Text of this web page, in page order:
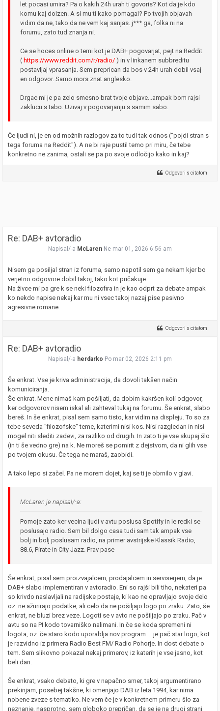
let pocasi umira? Pa o kakih 24h urah ti govoris? Kot da je kdo
komu kaj dolzen. A si mu ti kako pomagal? Po tvojih objavah
vidim da ne, tako da ne vem kaj sanjas. j*** ga, folka ni na
forumu, zato tud znanja ni.
Ce se hoces online o temi kot je DAB+ pogovarjat, pejt na Reddit
( https://www.reddit.com/r/radio/ ) in v linkanem subbreditu
postavljaj vprasanja. Sem preprican da bos v 24h urah dobil vsaj
en odgovor. Samo mors znat anglesko.
Drgac mi je pa zelo smesno brat tvoje objave...ampak bom rajsi
zaklucu s tabo. Uzivaj v pogovarjanju s samim sabo.
Če ljudi ni, je en od možnih razlogov za to tudi tak odnos ("pojdi stran s
tega foruma na Reddit"). A ne bi raje pustil temo pri miru, če tebe
konkretno ne zanima, ostali se pa po svoje odločijo kako in kaj?
Odgovori s citatom
Re: DAB+ avtoradio
Napisal/-a McLaren Ne mar 01, 2026 6:56 am
Nisem ga posiljal stran iz foruma, samo napotil sem ga nekam kjer bo
verjetno odgovore dobil takoj, tako kot pričakuje.
Na živce mi pa gre k se neki filozofira in je kao odprt za debate ampak
ko nekdo napise nekaj kar mu ni vsec takoj nazaj pise pasivno
agresivne romane.
Odgovori s citatom
Re: DAB+ avtoradio
Napisal/-a herdarko Po mar 02, 2026 2:11 pm
Še enkrat. Vse je kriva administracija, da dovoli takšen način
komuniciranja.
Še enkrat. Mene nimaš kam pošiljati, da dobim kakršen koli odgovor,
ker odgovorov nisem iskal ali zahteval tukaj na forumu. Še enkrat, slabo
bereš. In še enkrat, pisal sem samo tisto, kar vidim na displeju. To so za
tebe seveda "filozofske" teme, katerimi nisi kos. Nisi razgledan in nisi
mogel niti slediti zadevi, za razliko od drugih. In zato ti je vse skupaj šlo
(in ti še vedno gre) na k. Ne moreš se pomirit z dejstvom, da ni glih vse
po tvojem okusu. Če tega ne maraš, zaobidi.
A tako lepo si začel. Pa ne morem dojet, kaj se ti je obrnilo v glavi.
McLaren je napisal/-a:
Pomoje zato ker vecina ljudi v avtu poslusa Spotify in le redki se
poslusajo radio. Sem bil dolgo casa tudi sam tak ampak vse
bolj in bolj poslusam radio, na primer avstrijske Klassik Radio,
88.6, Pirate in City Jazz. Prav pase
Še enkrat, pisal sem proizvajalcem, prodajalcem in serviserjem, da je
DAB+ slabo implementiran v avtoradio. Eni so rajši bili tiho, nekateri pa
so krivdo naslavljali na radijske postaje, ki kao ne opravljajo svoje delo
oz. ne ažurirajo podatke, ali celo da ne pošiljajo logo po zraku. Zato, še
enkrat, ne bluzi brez veze. Logoti se v avto ne pošiljajo po zraku. Pač v
avtu so na PI kodo tovarniško nalimani. In če se koda spremeni ni
logota, oz. če staro kodo uporablja nov program ... je pač star logo, kot
je razvidno iz primera Radio Best FM/ Radio Pohorje. In dost debate o
tem. Sem slikovno pokazal nekaj primerov, iz katerih je vse jasno, kot
beli dan.
Še enkrat, vsako debato, ki gre v napačno smer, takoj argumentirano
prekinjam, posebej takšne, ki omenjajo DAB iz leta 1994, kar nima
nobene zveze s tematiko. Ne vem če je v konkretnem primeru šlo za
neznanje, nasprotno, sem globoko prepričan, da se je na drugi strani